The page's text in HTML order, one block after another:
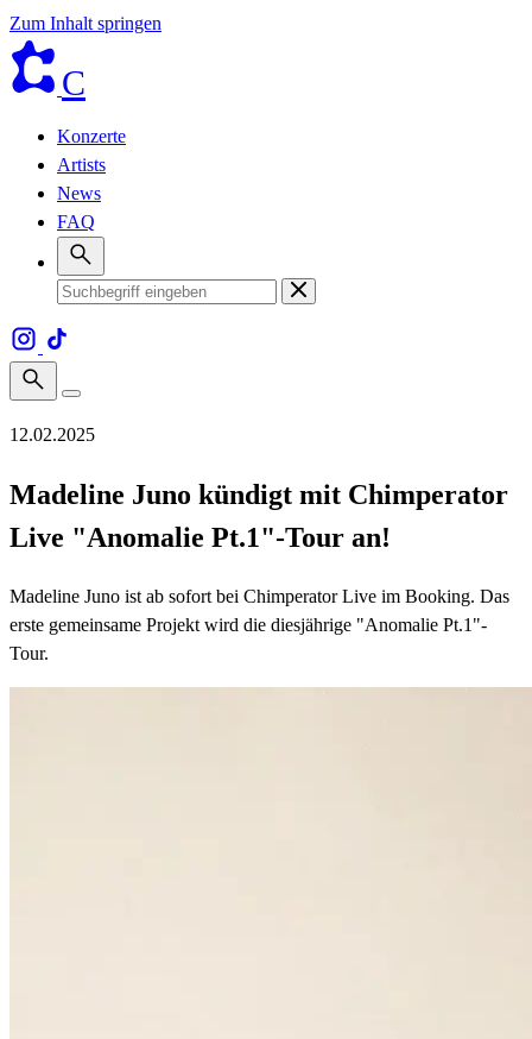
Zum Inhalt springen
C
Konzerte
Artists
News
FAQ
12.02.2025
Madeline Juno kündigt mit Chimperator
Live "Anomalie Pt.1"-Tour an!
Madeline Juno ist ab sofort bei Chimperator Live im Booking. Das
erste gemeinsame Projekt wird die diesjährige "Anomalie Pt.1"-
Tour.